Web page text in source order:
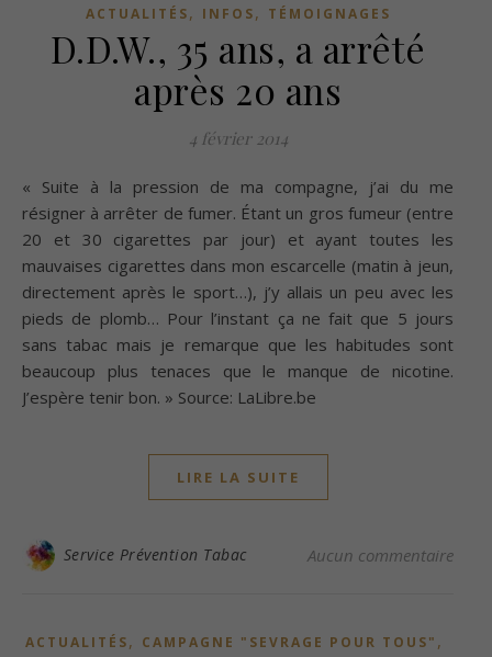
ACTUALITÉS, INFOS, TÉMOIGNAGES
D.D.W., 35 ans, a arrêté
après 20 ans
4 février 2014
« Suite à la pression de ma compagne, j’ai du me
résigner à arrêter de fumer. Étant un gros fumeur (entre
20 et 30 cigarettes par jour) et ayant toutes les
mauvaises cigarettes dans mon escarcelle (matin à jeun,
directement après le sport…), j’y allais un peu avec les
pieds de plomb… Pour l’instant ça ne fait que 5 jours
sans tabac mais je remarque que les habitudes sont
beaucoup plus tenaces que le manque de nicotine.
J’espère tenir bon. » Source: LaLibre.be
LIRE LA SUITE
Service Prévention Tabac Aucun commentaire
ACTUALITÉS, CAMPAGNE "SEVRAGE POUR TOUS" ,